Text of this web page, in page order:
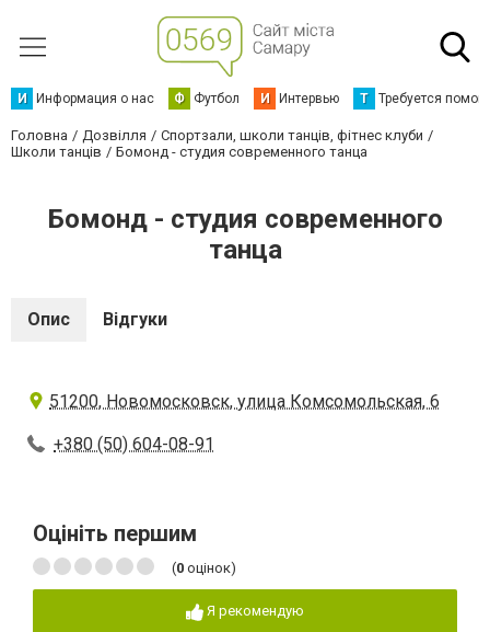
И Информация о нас Ф Футбол И Интервью Т Требуется
Головна Дозвілля
Спортзали, школи танців, фітнес клуби
Школи танців
Бомонд - студия современного танца
Бомонд - студия современного
танца
Опис Відгуки
51200, Новомосковск, улица Комсомольская, 6
+380 (50) 604-08-91
Оцініть першим
(0 оцінок)
Я рекомендую